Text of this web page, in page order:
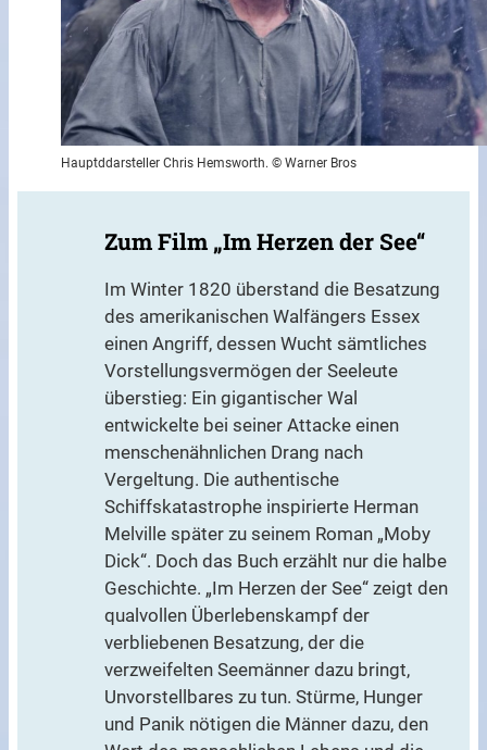
Hauptddarsteller Chris Hemsworth. © Warner Bros
Zum Film „Im Herzen der See“
Im Winter 1820 überstand die Besatzung
des amerikanischen Walfängers Essex
einen Angriff, dessen Wucht sämtliches
Vorstellungsvermögen der Seeleute
überstieg: Ein gigantischer Wal
entwickelte bei seiner Attacke einen
menschenähnlichen Drang nach
Vergeltung. Die authentische
Schiffskatastrophe inspirierte Herman
Melville später zu seinem Roman „Moby
Dick“. Doch das Buch erzählt nur die halbe
Geschichte. „Im Herzen der See“ zeigt den
qualvollen Überlebenskampf der
verbliebenen Besatzung, der die
verzweifelten Seemänner dazu bringt,
Unvorstellbares zu tun. Stürme, Hunger
und Panik nötigen die Männer dazu, den